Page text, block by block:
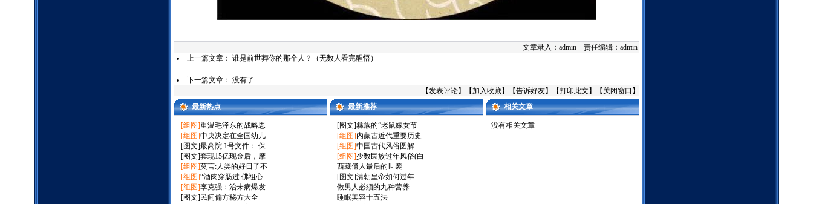
文章录入：admin 责任编辑：admin
上一篇文章： 谁是前世葬你的那个人？（无数人看完醒悟）
下一篇文章： 没有了
【发表评论】【加入收藏】【告诉好友】【打印此文 】【 关闭窗口 】
最新热点
最新推荐 相关文章
[组图]重温毛泽东的战略思
[组图]中央决定在全国幼儿
[图文]最高院 1号文件： 保
[图文]套现15亿现金后，摩
[组图]莫言:人类的好日子不
[组图]“酒肉穿肠过 佛祖心
[组图]李克强：治未病爆发
[图文] 民间偏方秘方大全
[图文]彝族的“老鼠嫁女节
[组图]内蒙古近代重要历史
[组图]中国古代风俗图解
[组图]少数民族过年风俗(白
西藏僜人最后的世袭
[图文]清朝皇帝如何过年
做男人必须的九种营养
睡眠美容十五法
没有相关文章